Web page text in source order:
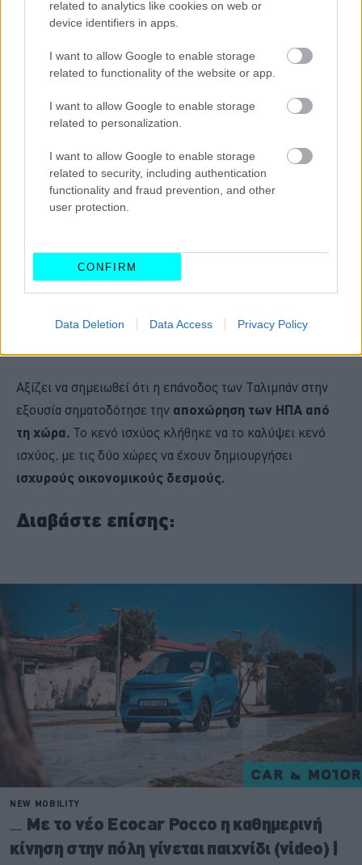
related to analytics like cookies on web or
device identifiers in apps.
I want to allow Google to enable storage
related to functionality of the website or app.
I want to allow Google to enable storage
related to personalization.
I want to allow Google to enable storage
related to security, including authentication
functionality and fraud prevention, and other
user protection.
CONFIRM
Data Deletion Data Access Privacy Policy
εταιρεία Gochin προσφέρθηκε να κατασκευάσει, μέσα σε
διάστημα 7 μηνών, το
πέρασμα Σαλάνγκ,
υψηλότερους ορεινούς δρόμους του πλανήτηπου
συνδέει το βόρειο Αφγανιστάν με την Καμπούλ, αλλά και
Αξίζει να σημειωθεί ότι η επάνοδος των Ταλιμπάν στην
εξουσία σηματοδότησε την αποχώρηση των ΗΠΑ από
τη χώρα. Το κενό ισχύος κλήθηκε να το καλύψει κενό
ισχύος, με τις δύο χώρες να έχουν δημιουργήσει
ισχυρούς οικονομικούς δεσμούς.
Διαβάστε επίσης: